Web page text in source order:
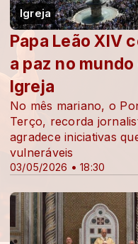
Igreja
03/05/2026 • 18:30
Papa Leão XIV
a paz no
Igreja
No mês mariano, o
Terço, recorda
agradece iniciativas
vulneráveis